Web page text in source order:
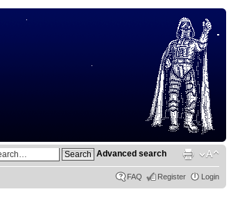
Advanced search
FAQ Register Login